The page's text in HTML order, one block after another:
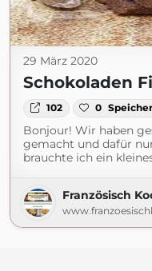
29 März 2020
Schokoladen
102 0
Bonjour! Wir haben
gemacht und dafür
brauchte ich ein
Französisch